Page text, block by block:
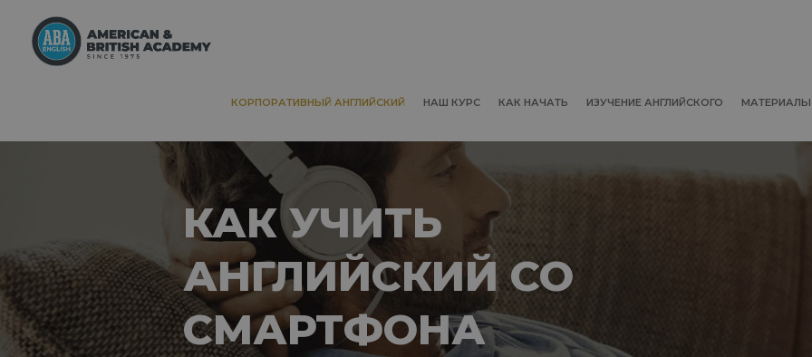
КОРПОРАТИВНЫЙ АНГЛИЙСКИЙ НАШ КУРС КАК НАЧАТЬ ИЗУЧЕНИЕ АНГЛИЙСКОГО МАТЕРИАЛЫ
КАК УЧИТЬ
АНГЛИЙСКИЙ СО
СМАРТФОНА